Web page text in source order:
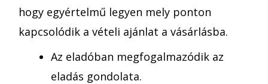
hogy egyértelmű legyen mely ponton
kapcsolódik a vételi ajánlat a vásárlásba.
Az eladóban megfogalmazódik az
eladás gondolata.